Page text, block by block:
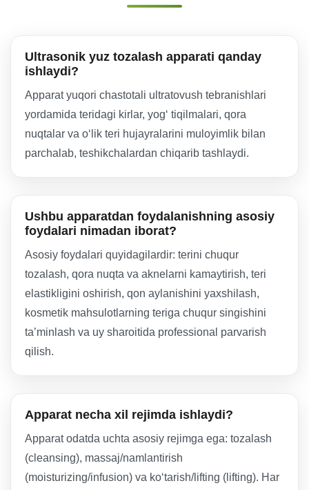
Ultrasonik yuz tozalash apparati qanday
ishlaydi?
Apparat yuqori chastotali ultratovush tebranishlari
yordamida teridagi kirlar, yog‘ tiqilmalari, qora
nuqtalar va o‘lik teri hujayralarini muloyimlik bilan
parchalab, teshikchalardan chiqarib tashlaydi.
Ushbu apparatdan foydalanishning asosiy
foydalari nimadan iborat?
Asosiy foydalari quyidagilardir: terini chuqur
tozalash, qora nuqta va aknelarni kamaytirish, teri
elastikligini oshirish, qon aylanishini yaxshilash,
kosmetik mahsulotlarning teriga chuqur singishini
ta’minlash va uy sharoitida professional parvarish
qilish.
Apparat necha xil rejimda ishlaydi?
Apparat odatda uchta asosiy rejimga ega: tozalash
(cleansing), massaj/namlantirish
(moisturizing/infusion) va ko‘tarish/lifting (lifting). Har